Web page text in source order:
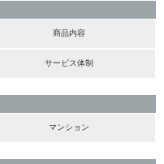
商品内容
サービス体制
マンション